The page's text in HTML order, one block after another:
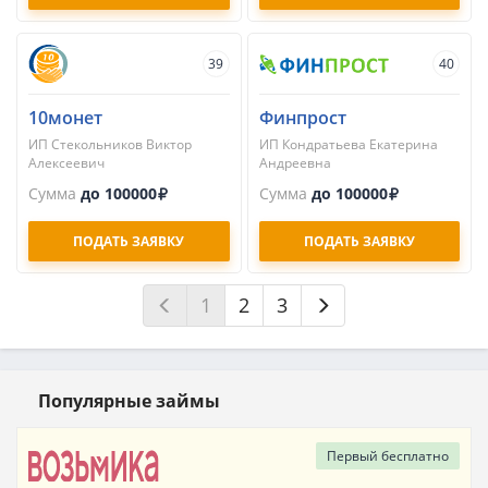
39
10монет
ИП Стекольников Виктор
Алексеевич
Сумма до 100000
ПОДАТЬ ЗАЯВКУ
40
Финпрост
ИП Кондратьева Екатерина
Андреевна
Сумма до 100000
ПОДАТЬ ЗАЯВКУ
1 2 3
Популярные займы
Первый бесплатно